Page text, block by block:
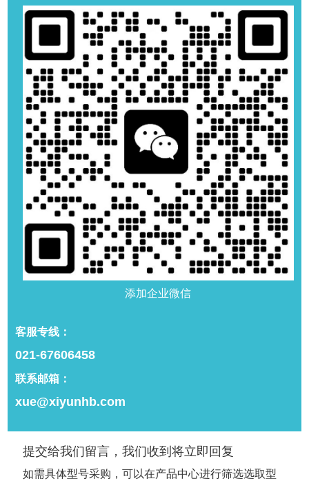
清洁需求
：如果注重杀菌效果，选择臭氧冲牙器；如
果追求基础清洁，传统冲牙器即可。
使用场景 ：经常外出或旅行，选择便携性强的型号。
预算 ：根据预算选择性价比最高的产品。
总结：根据你的需求和生活方式，选择最适合
的冲牙器，才能获得最佳的使用体验。
上一篇:探索3种常见臭氧产品类型
下一篇:臭氧冲牙器好用吗？用户反馈告诉你答案
相关推荐
臭氧冲牙器好用吗？用户反馈告诉你答
案2024年12月27日
344
臭氧冲牙器好用吗？用户反馈显示其清洁力强、杀菌率
高达99.9%，温和水流适合敏感牙龈，是高效口腔护理
2024年12月20日
症，温和无痛。平衡口腔微生物，预防牙菌斑，早晚及
的里程碑
列入欧洲化学品管理局清单：欧洲化学品管理局
（ECHA）已正式将臭氧列入其批准用作杀菌剂的活性
添加企业微信
客服专线：
021-67606458
联系邮箱：
xue@xiyunhb.com
提交给我们留言，我们收到将立即回复
如需具体型号采购，可以在产品中心进行筛选选取型